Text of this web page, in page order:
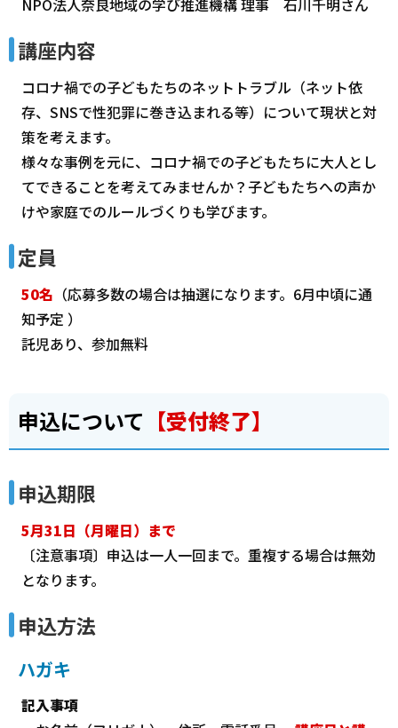
NPO法人奈良地域の学び推進機構 理事 石川千明さん
講座内容
コロナ禍での子どもたちのネットトラブル（ネット依
存、SNSで性犯罪に巻き込まれる等）について現状と対
策を考えます。
様々な事例を元に、コロナ禍での子どもたちに大人とし
てできることを考えてみませんか？子どもたちへの声か
けや家庭でのルールづくりも学びます。
定員
50名 （応募多数の場合は抽選になります。6月中頃に通
知予定 ）
託児あり、参加無料
申込について 【受付終了】
申込期限
5月31日（月曜日）まで
〔注意事項〕申込は一人一回まで。重複する場合は無効
となります。
申込方法
ハガキ
記入事項